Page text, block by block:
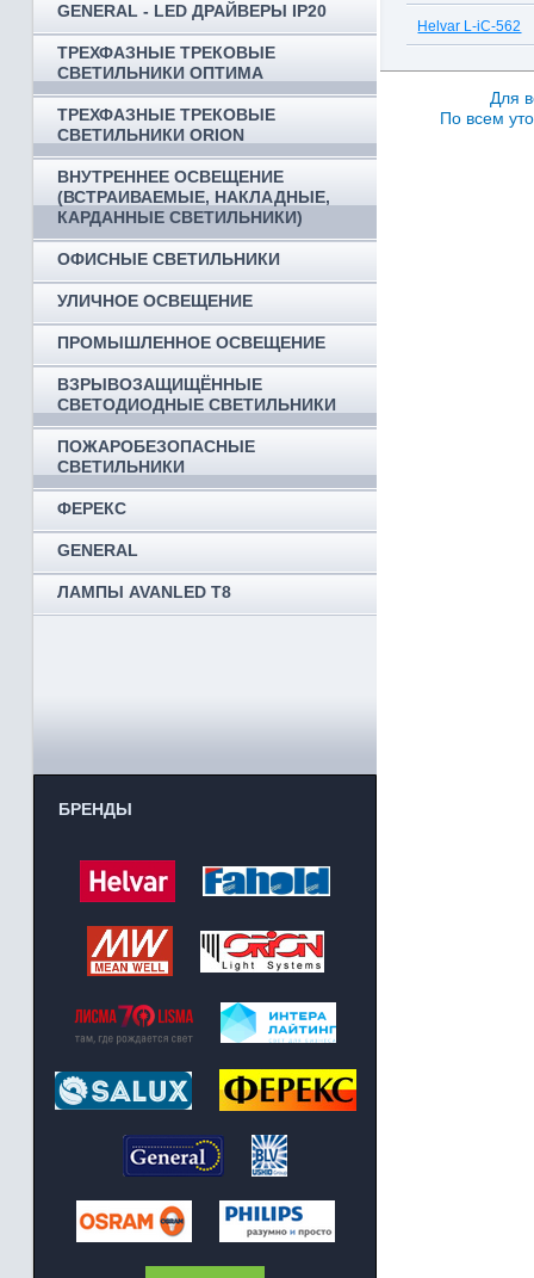
GENERAL - LED ДРАЙВЕРЫ IP20
ТРЕХФАЗНЫЕ ТРЕКОВЫЕ
СВЕТИЛЬНИКИ ОПТИМА
ТРЕХФАЗНЫЕ ТРЕКОВЫЕ
СВЕТИЛЬНИКИ ORION
ВНУТРЕННЕЕ ОСВЕЩЕНИЕ
(ВСТРАИВАЕМЫЕ, НАКЛАДНЫЕ,
КАРДАННЫЕ СВЕТИЛЬНИКИ)
ОФИСНЫЕ СВЕТИЛЬНИКИ
УЛИЧНОЕ ОСВЕЩЕНИЕ
ПРОМЫШЛЕННОЕ ОСВЕЩЕНИЕ
ВЗРЫВОЗАЩИЩЁННЫЕ
СВЕТОДИОДНЫЕ СВЕТИЛЬНИКИ
ПОЖАРОБЕЗОПАСНЫЕ
СВЕТИЛЬНИКИ
ФЕРЕКС
GENERAL
ЛАМПЫ AVANLED T8
БРЕНДЫ
Helvar L-iC-562
Для
По всем